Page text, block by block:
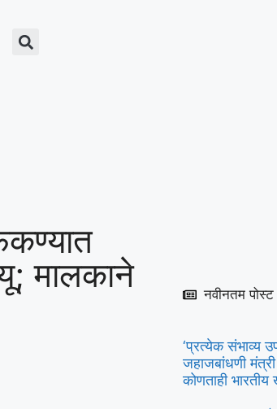
मालकाने
नवीनतम पोस्ट
‘प्रत्येक संभाव्य
जहाजबांधणी
कोणताही